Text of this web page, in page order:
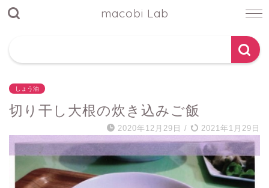
macobi Lab
しょう油
切り干し大根の炊き込みご飯
2020年12月29日 / 2021年1月29日